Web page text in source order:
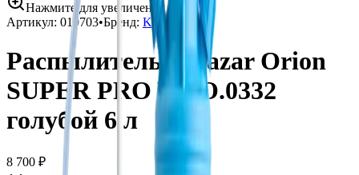
Нажмите для увеличения
Артикул: 019703•Бренд: Kwazar
Распылитель Kwazar Orion
SUPER PRO WTO.0332
голубой 6 л
8 700 ₽